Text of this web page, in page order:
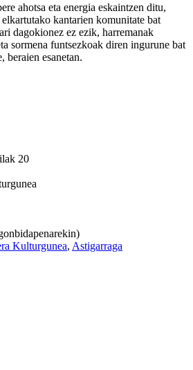
ahotsa eta energia eskaintzen ditu,
kantarien komunitate bat
dagokionez ez ezik, harremanak
sormena funtsezkoak diren ingurune bat
beraien esanetan.
20
Kulturgunea, Astigarraga